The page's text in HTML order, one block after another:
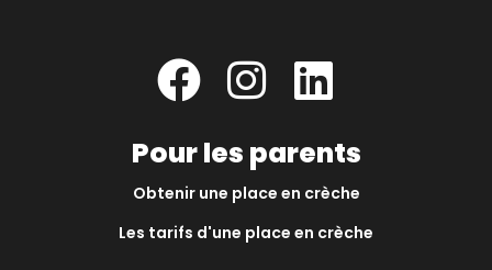
Pour les parents
Obtenir une place en crèche
Les tarifs d'une place en crèche